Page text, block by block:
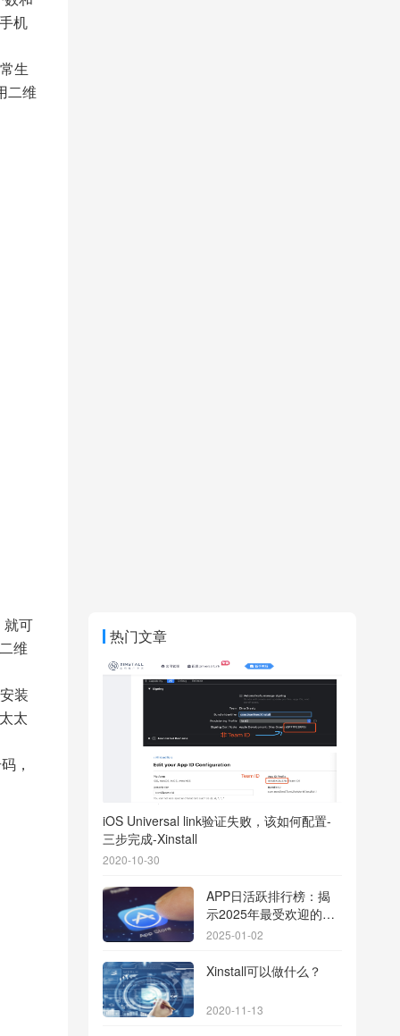
机
生
二维
就可
维
装
太
，
热门文章
iOS Universal link验证失败，该如何配置-
三步完成-Xinstall
2020-10-30
APP日活跃排行榜：揭
示2025年最受欢迎的应
用背后的秘密
2025-01-02
Xinstall可以做什么？
2020-11-13